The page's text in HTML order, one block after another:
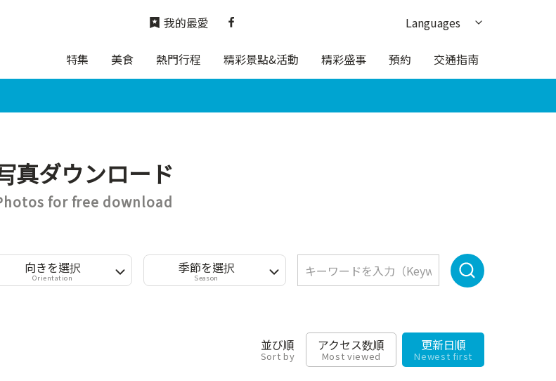
特集 美食 熱門行程 精彩景點&活動 精彩盛事 預約 交通指南
我的最愛
Languages
日本語
真ダウンロード
for free download
向きを選択
Orientation
季節を選択
Season
並び順
Sort by
アクセス数順
Most viewed
更新日順
Newest first